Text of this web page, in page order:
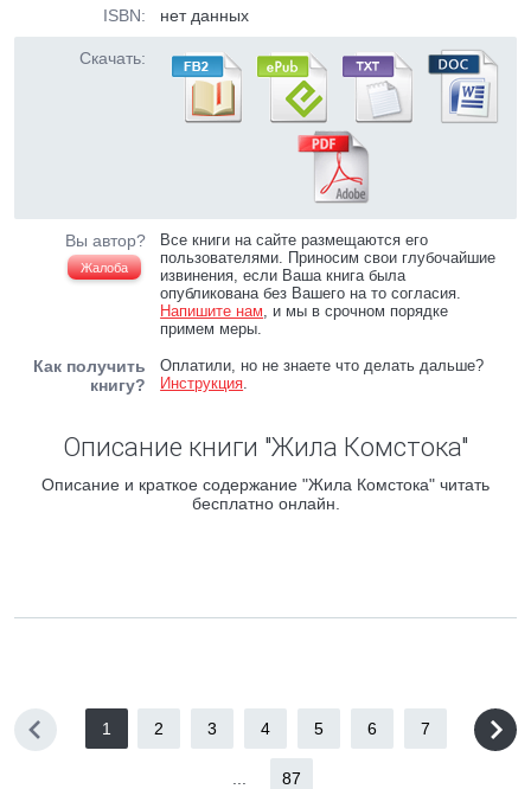
ISBN: нет данных
Скачать:
Вы автор?
Жалоба
Все книги на сайте размещаются его
пользователями. Приносим свои глубочайшие
извинения, если Ваша книга была
опубликована без Вашего на то согласия.
Напишите нам, и мы в срочном порядке
примем меры.
Как получить
книгу?
Оплатили, но не знаете что делать дальше?
Инструкция.
Описание книги "Жила Комстока"
Описание и краткое содержание "Жила Комстока" читать
бесплатно онлайн.
1 2 3 4 5 6 7
87